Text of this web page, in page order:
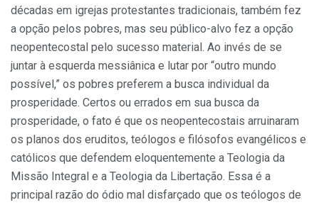
décadas em igrejas protestantes tradicionais, também fez
a opção pelos pobres, mas seu público-alvo fez a opção
neopentecostal pelo sucesso material. Ao invés de se
juntar à esquerda messiânica e lutar por “outro mundo
possível,” os pobres preferem a busca individual da
prosperidade. Certos ou errados em sua busca da
prosperidade, o fato é que os neopentecostais arruinaram
os planos dos eruditos, teólogos e filósofos evangélicos e
católicos que defendem eloquentemente a Teologia da
Missão Integral e a Teologia da Libertação. Essa é a
principal razão do ódio mal disfarçado que os teólogos de